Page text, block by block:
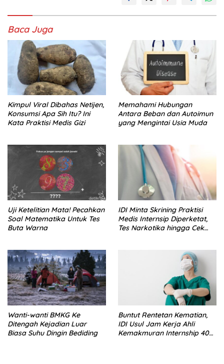
Baca Juga
Kimpul Viral Dibahas Netijen,
Konsumsi Apa Sih Itu? Ini
Kata Praktisi Medis Gizi
Memahami Hubungan
Antara Beban dan Autoimun
yang Mengintai Usia Muda
Uji Ketelitian Mata! Pecahkan
Soal Matematika Untuk Tes
Buta Warna
IDI Minta Skrining Praktisi
Medis Internsip Diperketat,
Tes Narkotika hingga Cek
Wanti-wanti BMKG Ke
Ditengah Kejadian Luar
Biasa Suhu Dingin Bediding
Buntut Rentetan Kematian,
IDI Usul Jam Kerja Ahli
Kemakmuran Internship 40